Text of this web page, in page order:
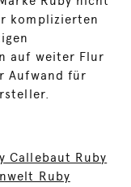
komplizierten
auf weiter Flur
Aufwand für
Callebaut Ruby
Ruby